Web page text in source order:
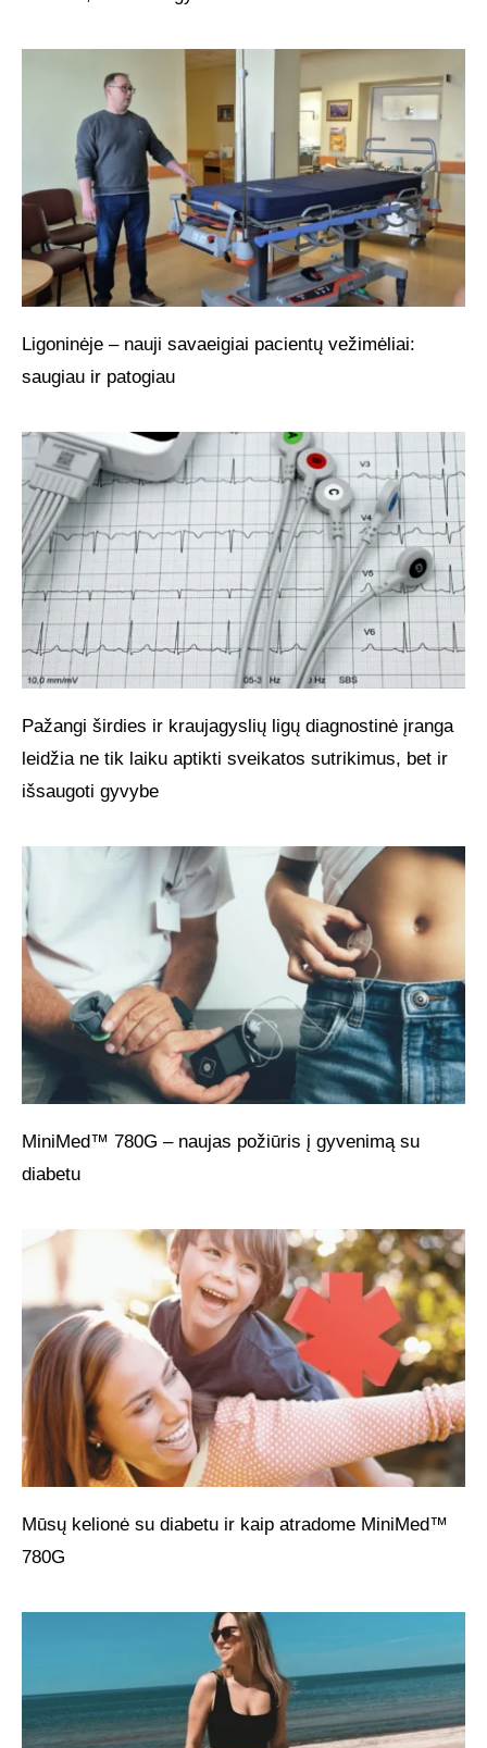
Ligoninėje – nauji savaeigiai pacientų vežimėliai:
saugiau ir patogiau
Pažangi širdies ir kraujagyslių ligų diagnostinė įranga
leidžia ne tik laiku aptikti sveikatos sutrikimus, bet ir
išsaugoti gyvybe
MiniMed™ 780G – naujas požiūris į gyvenimą su
diabetu
Mūsų kelionė su diabetu ir kaip atradome MiniMed™
780G